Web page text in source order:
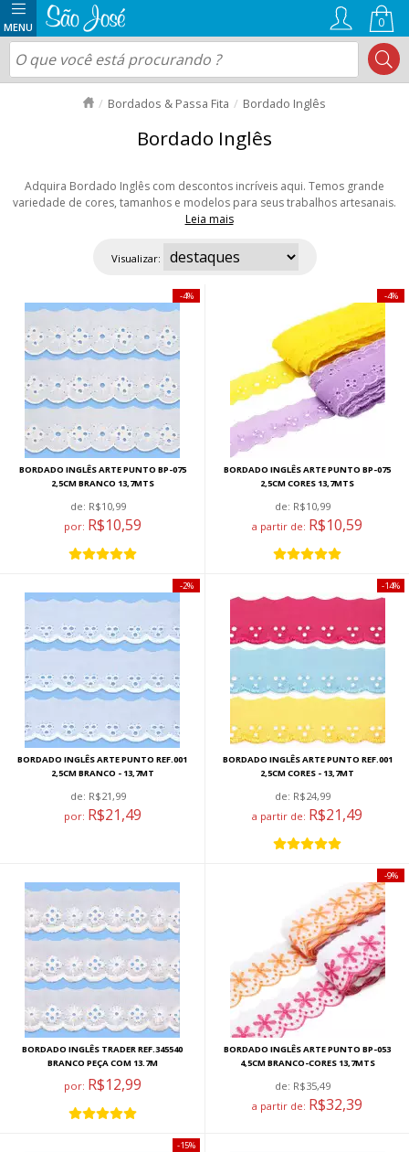
0
Bordados & Passa Fita Bordado Inglês
Bordado Inglês
Adquira Bordado Inglês com descontos incríveis aqui. Temos grande
variedade de cores, tamanhos e modelos para seus trabalhos artesanais.
Leia mais
enxovais de bebê e trabalhos em patchwork. Personalize suas peças com
esse lindo material, que transmite elegância e delicadeza. Aproveite
Visualizar:
BORDADO INGLÊS ARTE PUNTO BP-075
2,5CM BRANCO 13,7MTS
de: R$10,99
por: R$10,59
4%
BORDADO INGLÊS ARTE PUNTO BP-075
2,5CM CORES 13,7MTS
de: R$10,99
a partir de: R$10,59
4%
BORDADO INGLÊS ARTE PUNTO REF.001
2,5CM BRANCO - 13,7MT
de: R$21,99
por: R$21,49
2%
BORDADO INGLÊS ARTE PUNTO REF.001
2,5CM CORES - 13,7MT
de: R$24,99
a partir de: R$21,49
14%
BORDADO INGLÊS TRADER REF.345540
BRANCO PEÇA COM 13.7M
por: R$12,99
BORDADO INGLÊS ARTE PUNTO BP-053
4,5CM BRANCO-CORES 13,7MTS
de: R$35,49
a partir de: R$32,39
9%
15%